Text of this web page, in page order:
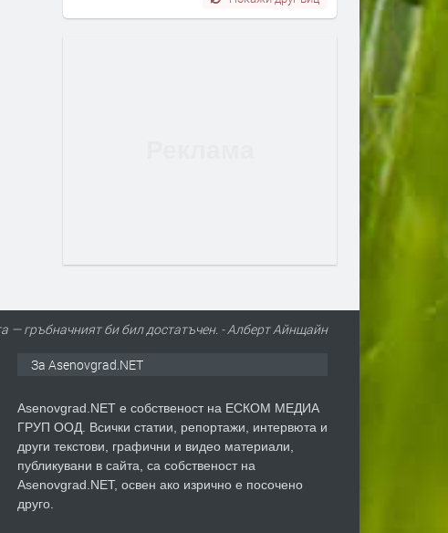
гръбначният би бил достатъчен. - Алберт Айнщайн
За Asenovgrad.NET
Asenovgrad.NET е собственост на ЕСКОМ МЕДИА
ГРУП ООД. Всички статии, репортажи, интервюта и
други текстови, графични и видео материали,
публикувани в сайта, са собственост на
Asenovgrad.NET, освен ако изрично е посочено
друго.